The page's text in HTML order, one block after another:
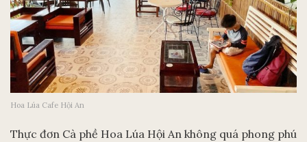
Hoa Lúa Cafe Hội An
Thực đơn Cà phề Hoa Lúa Hội An không quá phong phú